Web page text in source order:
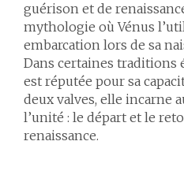
guérison et de
mythologie où Vénus
embarcation lors de sa
Dans certaines traditions
est réputée pour sa
deux valves, elle incarne
l’unité : le départ et le
renaissance.